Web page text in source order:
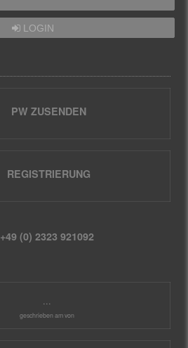
LOGIN
PW ZUSENDEN
REGISTRIERUNG
+49 (0) 2323 921092
...
geschrieben am von